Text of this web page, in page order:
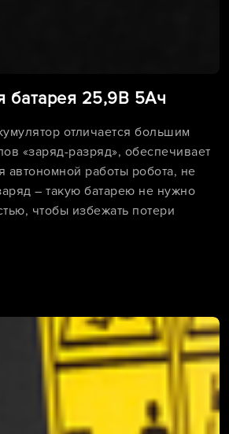
батарея 25,9В 5Ач
отличается большим
«заряд-разряд», обеспечивает
автономной работы робота, не
– такую батарею не нужно
чтобы избежать потери